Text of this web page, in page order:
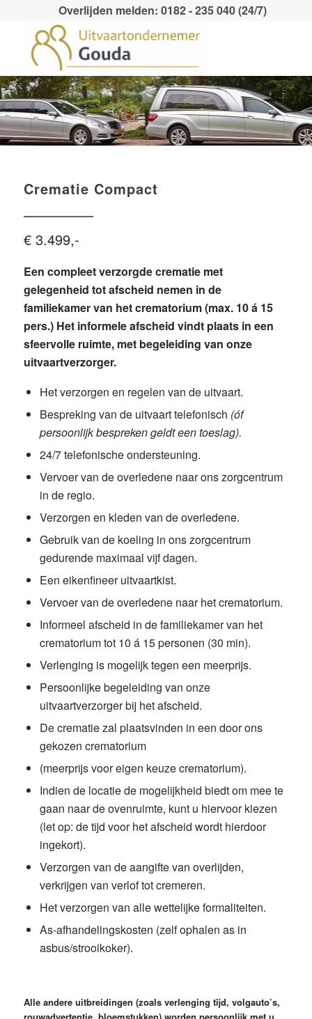
Overlijden melden: 0182 - 235 040 (24/7)
Crematie Compact
€ 3.499,-
Een compleet verzorgde crematie met
gelegenheid tot afscheid nemen in de
familiekamer van het crematorium (max. 10 á 15
pers.) Het informele afscheid vindt plaats in een
sfeervolle ruimte, met begeleiding van onze
uitvaartverzorger.
Het verzorgen en regelen van de uitvaart.
Bespreking van de uitvaart telefonisch (óf
persoonlijk bespreken geldt een toeslag).
24/7 telefonische ondersteuning.
Vervoer van de overledene naar ons zorgcentrum
in de regio.
Verzorgen en kleden van de overledene.
Gebruik van de koeling in ons zorgcentrum
gedurende maximaal vijf dagen.
Een eikenfineer uitvaartkist.
Vervoer van de overledene naar het crematorium.
Informeel afscheid in de familiekamer van het
crematorium tot 10 á 15 personen (30 min).
Verlenging is mogelijk tegen een meerprijs.
Persoonlijke begeleiding van onze
uitvaartverzorger bij het afscheid.
De crematie zal plaatsvinden in een door ons
gekozen crematorium
(meerprijs voor eigen keuze crematorium).
Indien de locatie de mogelijkheid biedt om mee te
gaan naar de ovenruimte, kunt u hiervoor kiezen
(let op: de tijd voor het afscheid wordt hierdoor
ingekort).
Verzorgen van de aangifte van overlijden,
verkrijgen van verlof tot cremeren.
Het verzorgen van alle wettelijke formaliteiten.
As-afhandelingskosten (zelf ophalen as in
asbus/strooikoker).
Alle andere uitbreidingen (zoals verlenging tijd, volgauto’s,
rouwadvertentie, bloemstukken) worden persoonlijk met u